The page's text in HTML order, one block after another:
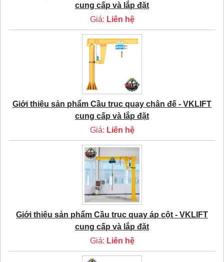
cung cấp và lắp đặt
Giá: Liên hệ
Giới thiệu sản phẩm Cầu trục quay chân đế - VKLIFT
cung cấp và lắp đặt
Giá: Liên hệ
Giới thiệu sản phẩm Cầu trục quay áp cột - VKLIFT
cung cấp và lắp đặt
Giá: Liên hệ